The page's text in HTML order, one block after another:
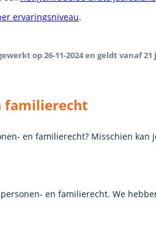
ervaringsniveau.
op 26-11-2024 en geldt vanaf 21
familierecht
en familierecht? Misschien kan
en familierecht. We